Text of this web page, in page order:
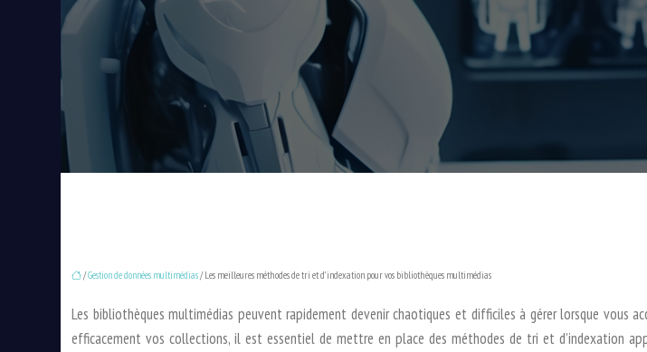
/Gestion de données multimédias/ Les meilleures méthodes de tri et d’indexation pour vos bibliothèques multimédias
Les bibliothèques multimédias peuvent rapidement devenir chaotiques et difficiles à gérer lorsque vous
efficacement vos collections, il est essentiel de mettre en place des méthodes de tri et d’indexation